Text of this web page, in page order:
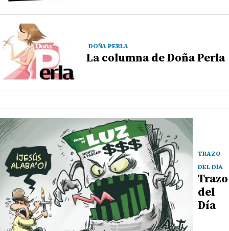
DOÑA PERLA
La columna de Doña Perla
TRAZO
DEL DÍA
Trazo
del
Día